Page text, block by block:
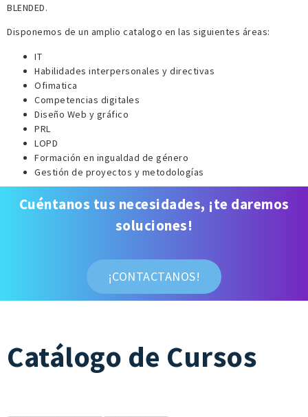
BLENDED.
Disponemos de un amplio catalogo en las siguientes áreas:
IT
Habilidades interpersonales y directivas
Ofimatica
Competencias digitales
Diseño Web y gráfico
PRL
LOPD
Formación en ingualdad de género
Gestión de proyectos y metodologías
Cuéntanos tus necesidades, ¡te daremos
soluciones!
¡CONTACTANOS!
Catálogo de Cursos